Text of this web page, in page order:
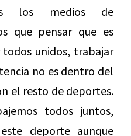
los medios de
que pensar que es
unidos, trabajar
no es dentro del
el resto de deportes.
todos juntos,
deporte aunque